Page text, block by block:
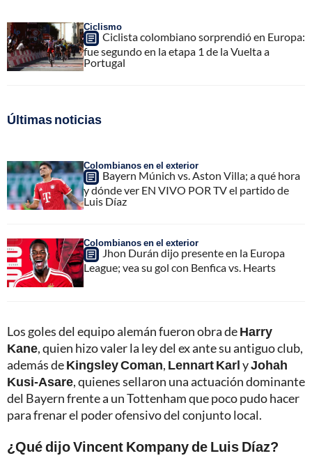
Ciclismo
Ciclista colombiano sorprendió en Europa:
fue segundo en la etapa 1 de la Vuelta a
Portugal
Últimas noticias
Colombianos en el exterior
Bayern Múnich vs. Aston Villa; a qué hora
y dónde ver EN VIVO POR TV el partido de
Luis Díaz
Colombianos en el exterior
Jhon Durán dijo presente en la Europa
League; vea su gol con Benfica vs. Hearts
Los goles del equipo alemán fueron obra deHarry
Kane, quien hizo valer la ley del ex ante su antiguo club,
además deKingsley Coman, Lennart KarlyJohah
Kusi-Asare, quienes sellaron una actuación dominante
del Bayern frente a un Tottenham que poco pudo hacer
para frenar el poder ofensivo del conjunto local.
¿Qué dijo Vincent Kompany de Luis Díaz?